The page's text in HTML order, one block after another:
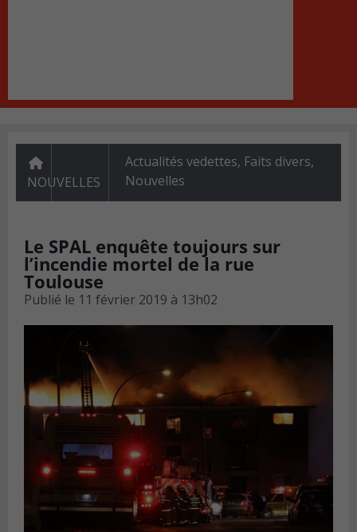
NOUVELLES
Actualités vedettes, Faits divers,
Nouvelles
Le SPAL enquête toujours sur
l’incendie mortel de la rue
Toulouse
Publié le 11 février 2019 à 13h02